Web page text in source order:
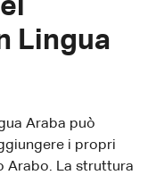
Lingua
Araba può
i propri
Arabo. La struttura